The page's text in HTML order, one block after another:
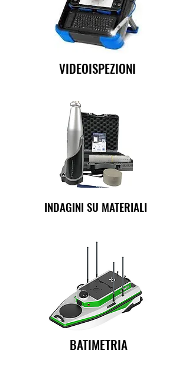
VIDEOISPEZIONI
INDAGINI SU MATERIALI
BATIMETRIA